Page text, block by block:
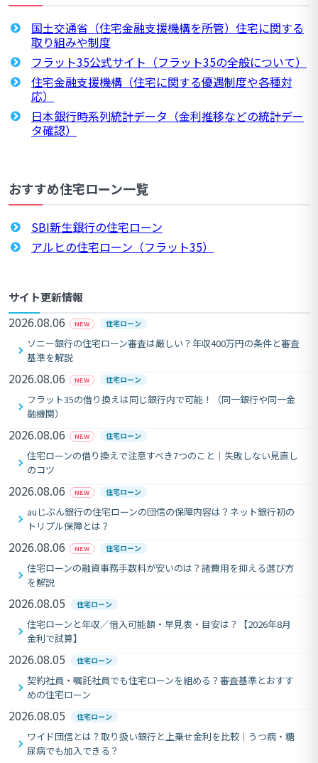
国土交通省（住宅金融支援機構を所管）住宅に関する
取り組みや制度
フラット35公式サイト（フラット35の全般について）
住宅金融支援機構（住宅に関する優遇制度や各種対
応）
日本銀行時系列統計データ（金利推移などの統計デー
タ確認）
おすすめ住宅ローン一覧
SBI新生銀行の住宅ローン
アルヒの住宅ローン（フラット35）
サイト更新情報
2026.08.06 NEW 住宅ローン
ソニー銀行の住宅ローン審査は厳しい？年収400万円の条件と審査
基準を解説
2026.08.06 NEW 住宅ローン
フラット35の借り換えは同じ銀行内で可能！（同一銀行や同一金
融機関）
2026.08.06 NEW 住宅ローン
住宅ローンの借り換えで注意すべき7つのこと｜失敗しない見直し
のコツ
2026.08.06 NEW 住宅ローン
auじぶん銀行の住宅ローンの団信の保障内容は？ネット銀行初の
トリプル保障とは？
2026.08.06 NEW 住宅ローン
住宅ローンの融資事務手数料が安いのは？諸費用を抑える選び方
を解説
2026.08.05 住宅ローン
住宅ローンと年収／借入可能額・早見表・目安は？【2026年8月
金利で試算】
2026.08.05 住宅ローン
契約社員・嘱託社員でも住宅ローンを組める？審査基準とおすす
めの住宅ローン
2026.08.05 住宅ローン
ワイド団信とは？取り扱い銀行と上乗せ金利を比較｜うつ病・糖
尿病でも加入できる？